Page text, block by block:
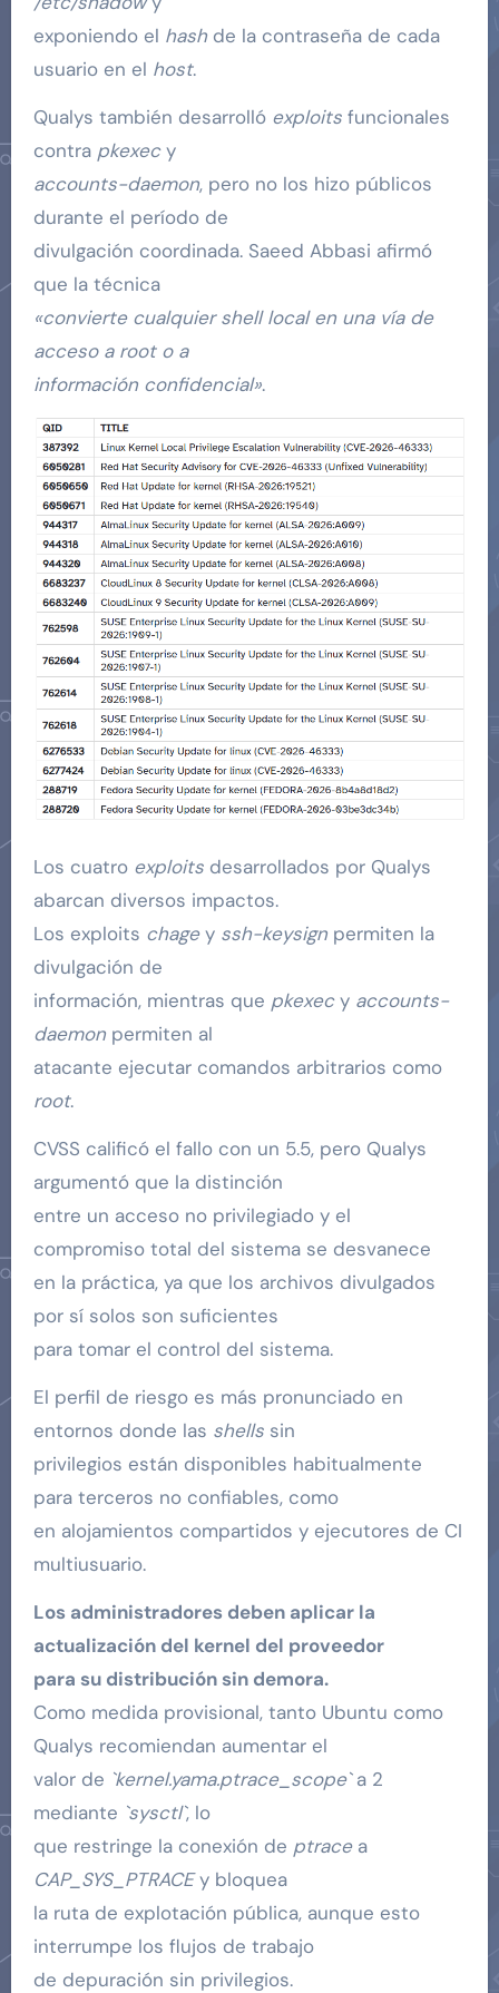
exponiendo el hash de la contraseña de cada
usuario en el host.
Qualys también desarrolló exploitsfuncionales
contra pkexecy
accounts-daemon, pero no los hizo públicos
durante el período de
divulgación coordinada. Saeed Abbasi afirmó
que la técnica
«convierte cualquier shell local en una vía de
acceso a root o a
información confidencial».
Los cuatro exploitsdesarrollados por Qualys
abarcan diversos impactos.
Los exploits chagey ssh-keysign permiten la
divulgación de
información, mientras que pkexecy accounts-
daemonpermiten al
atacante ejecutar comandos arbitrarios como
root.
CVSS calificó el fallo con un 5.5, pero Qualys
argumentó que la distinción
entre un acceso no privilegiado y el
compromiso total del sistema se desvanece
en la práctica, ya que los archivos divulgados
por sí solos son suficientes
para tomar el control del sistema.
El perfil de riesgo es más pronunciado en
entornos donde las shellssin
privilegios están disponibles habitualmente
para terceros no confiables, como
en alojamientos compartidos y ejecutores de CI
multiusuario.
Los administradores deben aplicar la
actualización del kernel del proveedor
para su distribución sin demora.
Como medida provisional, tanto Ubuntu como
Qualys recomiendan aumentar el
valor de `kernel.yama.ptrace_scope`a 2
mediante `sysctl`, lo
que restringe la conexión de ptracea
CAP_SYS_PTRACEy bloquea
la ruta de explotación pública, aunque esto
interrumpe los flujos de trabajo
de depuración sin privilegios.